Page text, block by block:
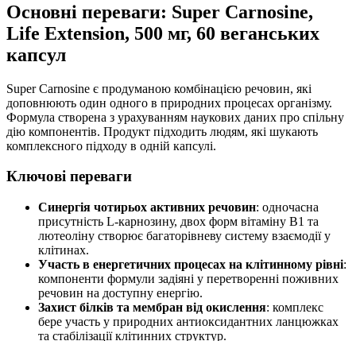
Основні переваги: Super Carnosine,
Life Extension, 500 мг, 60 веганських
капсул
Super Carnosine є продуманою комбінацією речовин, які
доповнюють один одного в природних процесах організму.
Формула створена з урахуванням наукових даних про спільну
дію компонентів. Продукт підходить людям, які шукають
комплексного підходу в одній капсулі.
Ключові переваги
Синергія чотирьох активних речовин: одночасна
присутність L-карнозину, двох форм вітаміну B1 та
лютеоліну створює багаторівневу систему взаємодії у
клітинах.
Участь в енергетичних процесах на клітинному рівні:
компоненти формули задіяні у перетворенні поживних
речовин на доступну енергію.
Захист білків та мембран від окислення: комплекс
бере участь у природних антиоксидантних ланцюжках
та стабілізації клітинних структур.